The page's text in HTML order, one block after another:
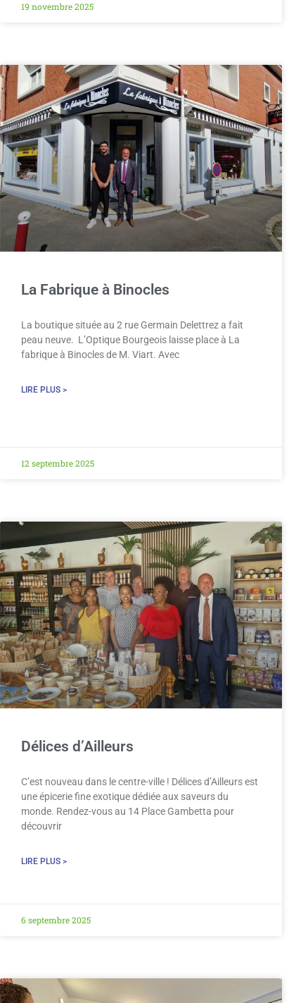
19 novembre 2025
La Fabrique à Binocles
La boutique située au 2 rue Germain Delettrez a fait
peau neuve. L’Optique Bourgeois laisse place à La
fabrique à Binocles de M. Viart. Avec
LIRE PLUS >
12 septembre 2025
Délices d’Ailleurs
C’est nouveau dans le centre-ville ! Délices d’Ailleurs est
une épicerie fine exotique dédiée aux saveurs du
monde. Rendez-vous au 14 Place Gambetta pour
découvrir
LIRE PLUS >
6 septembre 2025